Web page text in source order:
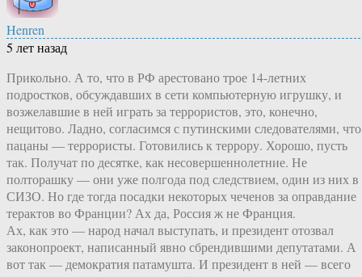
Henren
5 лет назад
Прикольно. А то, что в РФ арестовано трое 14-летних
подростков, обсуждавших в сети компьютерную игрушку, и
возжелавшие в ней играть за террористов, это, конечно,
нещитово. Ладно, согласимся с путинскими следователями, что
пацаны — террористы. Готовились к террору. Хорошо, пусть
так. Получат по десятке, как несовершеннолетние. Не
полторашку — они уже полгода под следствием, один из них в
СИЗО. Но где тогда посадки некоторых чеченов за оправдание
терактов во Франции? Ах да, Россия ж не Франция.
Ах, как это — народ начал выступать, и президент отозвал
законопроект, написанный явно сбрендившими депутатами. А
вот так — демократия патамушта. И президент в ней — всего